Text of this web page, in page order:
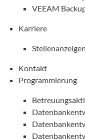
VEEAM
Karriere
Stellenanzeigen
Kontakt
Programmierung